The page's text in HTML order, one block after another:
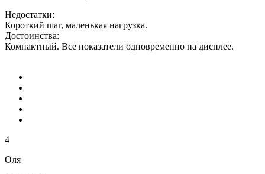
Недостатки:
Короткий шаг, маленькая нагрузка.
Достоинства:
Компактный. Все показатели одновременно на дисплее.
4
Оля